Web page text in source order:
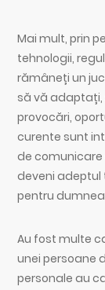
Mai mult, prin
tehnologii,
rămâneți un
să vă
provocări,
curente sunt
de
deveni adeptul
pentru
Au fost multe
unei persoane
personale au